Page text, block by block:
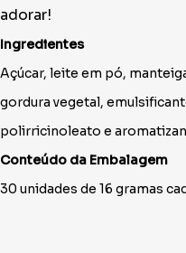
adorar!
Ingredientes
Açúcar, leite em pó,
gordura vegetal,
polirricinoleato e
Conteúdo da Embalagem
30 unidades de 16 gramas